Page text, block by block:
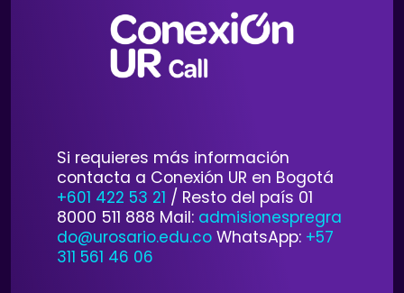
Si requieres más información
contacta a Conexión UR en Bogotá
+601 422 53 21 / Resto del país 01
8000 511 888 Mail: admisionespregra
do@urosario.edu.coWhatsApp: +57
311 561 46 06